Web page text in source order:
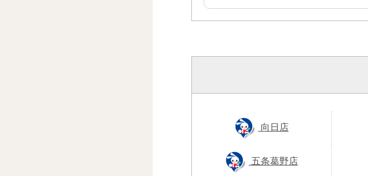
向日店
五条葛野店